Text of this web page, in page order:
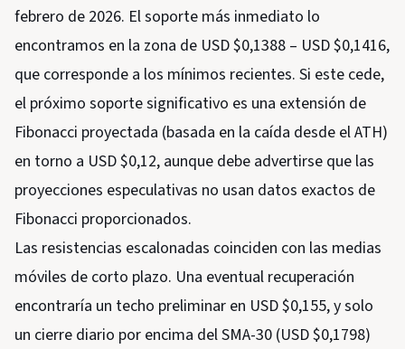
febrero de 2026. El soporte más inmediato lo
encontramos en la zona de USD $0,1388 – USD $0,1416,
que corresponde a los mínimos recientes. Si este cede,
el próximo soporte significativo es una extensión de
Fibonacci proyectada (basada en la caída desde el ATH)
en torno a USD $0,12, aunque debe advertirse que las
proyecciones especulativas no usan datos exactos de
Fibonacci proporcionados.
Las resistencias escalonadas coinciden con las medias
móviles de corto plazo. Una eventual recuperación
encontraría un techo preliminar en USD $0,155, y solo
un cierre diario por encima del SMA-30 (USD $0,1798)